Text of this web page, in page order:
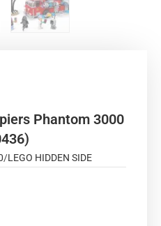
Phantom 3000
/LEGO HIDDEN SIDE